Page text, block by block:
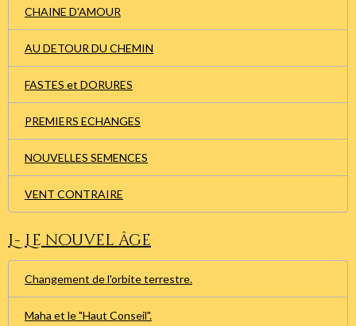
CHAINE D'AMOUR
AU DETOUR DU CHEMIN
FASTES et DORURES
PREMIERS ECHANGES
NOUVELLES SEMENCES
VENT CONTRAIRE
L- Le nouvel âge
Changement de l'orbite terrestre.
Maha et le "Haut Conseil".